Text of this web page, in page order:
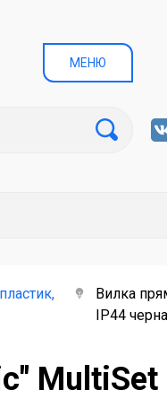
МЕНЮ
Вилка
IP44